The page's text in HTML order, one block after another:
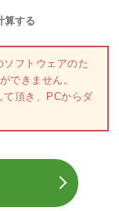
算する
フトウェアのた
できません。
て頂き、PCからダ